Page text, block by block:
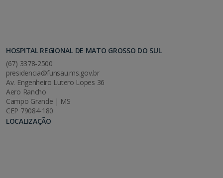
HOSPITAL REGIONAL DE MATO GROSSO DO SUL
(67) 3378-2500
presidencia@funsau.ms.gov.br
Av. Engenheiro Lutero Lopes 36
Aero Rancho
Campo Grande | MS
CEP 79084-180
LOCALIZAÇÃO